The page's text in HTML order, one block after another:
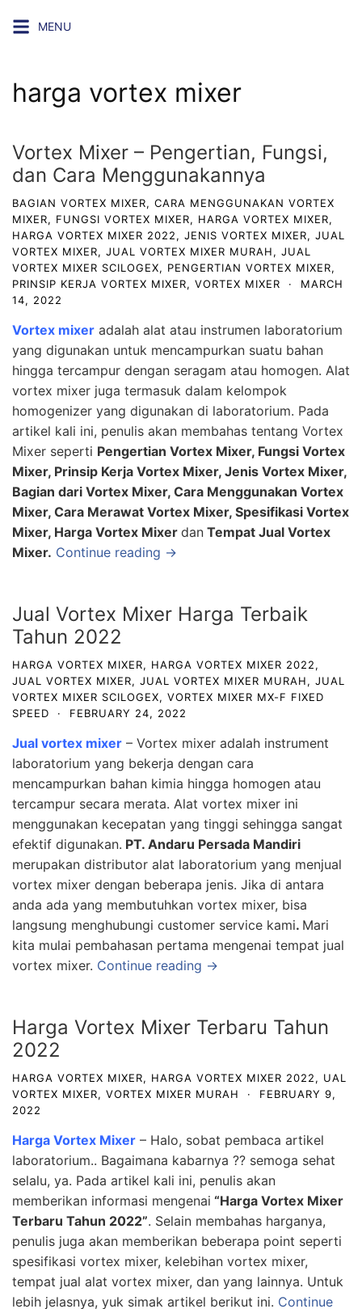
MENU
harga vortex mixer
Vortex Mixer – Pengertian, Fungsi,
dan Cara Menggunakannya
BAGIAN VORTEX MIXER, CARA MENGGUNAKAN VORTEX
MIXER, FUNGSI VORTEX MIXER, HARGA VORTEX MIXER,
HARGA VORTEX MIXER 2022, JENIS VORTEX MIXER, JUAL
VORTEX MIXER, JUAL VORTEX MIXER MURAH, JUAL
VORTEX MIXER SCILOGEX, PENGERTIAN VORTEX MIXER,
PRINSIP KERJA VORTEX MIXER, VORTEX MIXER ·
MARCH
14, 2022
Vortex mixer adalah alat atau instrumen laboratorium
yang digunakan untuk mencampurkan suatu bahan
hingga tercampur dengan seragam atau homogen. Alat
vortex mixer juga termasuk dalam kelompok
homogenizer yang digunakan di laboratorium. Pada
artikel kali ini, penulis akan membahas tentang Vortex
Mixer seperti Pengertian Vortex Mixer, Fungsi Vortex
Mixer, Prinsip Kerja Vortex Mixer, Jenis Vortex Mixer,
Bagian dari Vortex Mixer, Cara Menggunakan Vortex
Mixer, Cara Merawat Vortex Mixer, Spesifikasi Vortex
Mixer, Harga Vortex Mixer dan Tempat Jual Vortex
Mixer. Continue reading →
Jual Vortex Mixer Harga Terbaik
Tahun 2022
HARGA VORTEX MIXER, HARGA VORTEX MIXER 2022,
JUAL VORTEX MIXER, JUAL VORTEX MIXER MURAH, JUAL
VORTEX MIXER SCILOGEX, VORTEX MIXER MX-F FIXED
SPEED
· FEBRUARY 24, 2022
Jual vortex mixer – Vortex mixer adalah instrument
laboratorium yang bekerja dengan cara
mencampurkan bahan kimia hingga homogen atau
tercampur secara merata. Alat vortex mixer ini
menggunakan kecepatan yang tinggi sehingga sangat
efektif digunakan. PT. Andaru Persada Mandiri
merupakan distributor alat laboratorium yang menjual
vortex mixer dengan beberapa jenis. Jika di antara
anda ada yang membutuhkan vortex mixer, bisa
langsung menghubungi customer service kami. Mari
kita mulai pembahasan pertama mengenai tempat jual
vortex mixer. Continue reading →
Harga Vortex Mixer Terbaru Tahun
2022
HARGA VORTEX MIXER, HARGA VORTEX MIXER 2022, UAL
VORTEX MIXER, VORTEX MIXER MURAH ·
FEBRUARY 9,
2022
Harga Vortex Mixer – Halo, sobat pembaca artikel
laboratorium.. Bagaimana kabarnya ?? semoga sehat
selalu, ya. Pada artikel kali ini, penulis akan
memberikan informasi mengenai “Harga Vortex Mixer
Terbaru Tahun 2022”. Selain membahas harganya,
penulis juga akan memberikan beberapa point seperti
spesifikasi vortex mixer, kelebihan vortex mixer,
tempat jual alat vortex mixer, dan yang lainnya. Untuk
lebih jelasnya, yuk simak artikel berikut ini. Continue